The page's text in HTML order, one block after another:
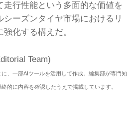
走行性能という多面的な価値を
ーズンタイヤ市場におけるリ
化する構えだ。
Team)
、一部AIツールを活用して作成。編集部が専門知
的に内容を確認したうえで掲載しています。